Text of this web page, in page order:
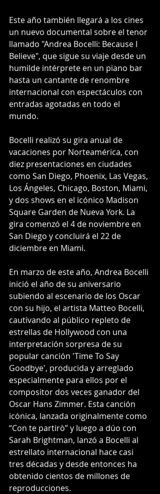
Este año también llegará a los cines
un nuevo documental sobre el tenor
llamado "Andrea Bocelli: Because I
Believe", que sigue su viaje desde un
humilde intérprete en un piano bar
hasta un cantante de renombre
internacional con espectáculos con
entradas agotadas en todo el
mundo.
Bocelli realizó su gira anual de
vacaciones por Norteamérica, con
diez presentaciones en ciudades
como San Diego, Phoenix, Las Vegas,
Los Ángeles, Chicago, Boston, Miami,
y dos shows en el icónico Madison
Square Garden de Nueva York. La
gira comenzó el 4 de noviembre en
San Diego y concluirá el 22 de
diciembre en Miami.
En marzo de este año, Andrea Bocelli
inició el año de su aniversario
subiendo al escenario de los Oscar
con su hijo, el artista Matteo Bocelli,
cautivando al público repleto de
estrellas de Hollywood con una
interpretación sorpresa de su
popular canción 'Time To Say
Goodbye', producida y arreglado
especialmente para ellos por el
compositor dos veces ganador del
Oscar Hans Zimmer. Esta canción
icónica, lanzada originalmente como
“Con te partirò” y luego a dúo con
Sarah Brightman, lanzó a Bocelli al
estrellato internacional hace casi
tres décadas y desde entonces ha
obtenido cientos de millones de
reproducciones.